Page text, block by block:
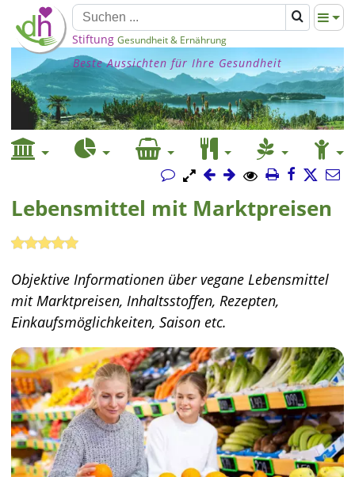
Stiftung Gesundheit & Ernährung
Beste Aussichten für Ihre Gesundheit
Lebensmittel mit Marktpreisen
Objektive Informationen über vegane Lebensmittel
mit Marktpreisen, Inhaltsstoffen, Rezepten,
Einkaufsmöglichkeiten, Saison etc.